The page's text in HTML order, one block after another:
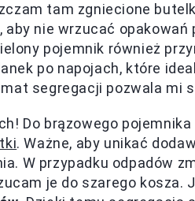
tam zgniecione
nie wrzucać opakowań
pojemnik również
po napojach, które
segregacji pozwala mi
Do brązowego
. Ważne, aby unikać
W przypadku odpadów
je do szarego